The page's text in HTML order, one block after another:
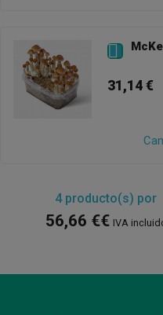

31,14 €
4producto(s) por
56,66 €€ IVA